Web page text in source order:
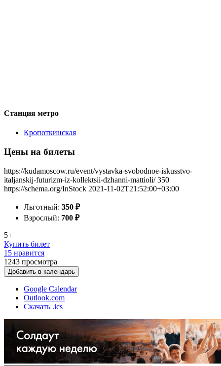
Станция метро
Кропоткинская
Цены на билеты
https://kudamoscow.ru/event/vystavka-svobodnoe-iskusstvo-
italjanskij-futurizm-iz-kollektsii-dzhanni-mattioli/ 350
https://schema.org/InStock 2021-11-02T21:52:00+03:00
Льготный: 350 ₽
Взрослый: 700 ₽
5+
Купить билет
15 нравится
1243 просмотра
Добавить в календарь
Google Calendar
Outlook.com
Скачать .ics